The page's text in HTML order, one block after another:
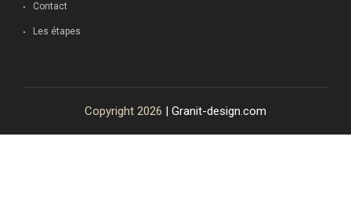
Contact
Les étapes
Copyright 2026 | Granit-design.com